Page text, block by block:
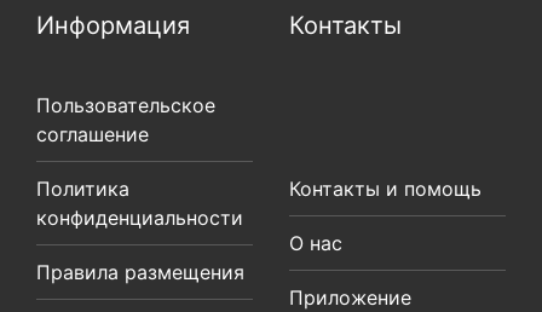
Информация
Пользовательское
соглашение
Политика
конфиденциальности
Правила размещения
Контакты
Контакты и помощь
О нас
Приложение